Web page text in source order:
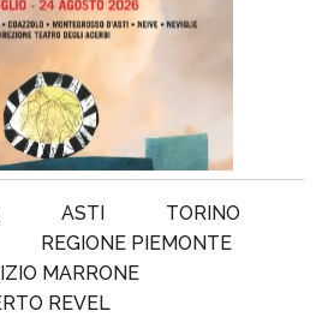
ASTI
TORINO
REGIONE PIEMONTE
MARRONE
REVEL